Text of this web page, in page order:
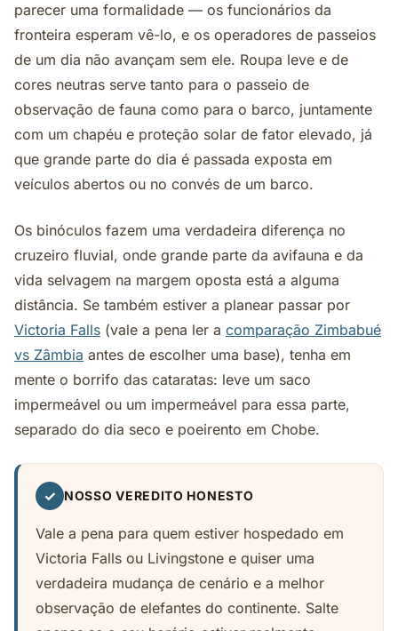
parecer uma formalidade — os funcionários da
fronteira esperam vê-lo, e os operadores de passeios
de um dia não avançam sem ele. Roupa leve e de
cores neutras serve tanto para o passeio de
observação de fauna como para o barco, juntamente
com um chapéu e proteção solar de fator elevado, já
que grande parte do dia é passada exposta em
veículos abertos ou no convés de um barco.
Os binóculos fazem uma verdadeira diferença no
cruzeiro fluvial, onde grande parte da avifauna e da
vida selvagem na margem oposta está a alguma
distância. Se também estiver a planear passar por
Victoria Falls (vale a pena ler a comparação Zimbabué
vs Zâmbia antes de escolher uma base), tenha em
mente o borrifo das cataratas: leve um saco
impermeável ou um impermeável para essa parte,
separado do dia seco e poeirento em Chobe.
✓ NOSSO VEREDITO HONESTO
Vale a pena para quem estiver hospedado em
Victoria Falls ou Livingstone e quiser uma
verdadeira mudança de cenário e a melhor
observação de elefantes do continente. Salte